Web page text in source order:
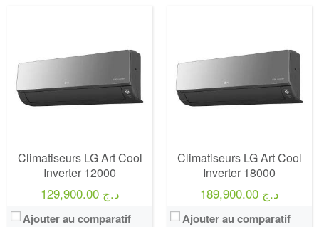
Climatiseurs LG Art Cool
Inverter 12000
129,900.00 د.ج
Ajouter au comparatif
Climatiseurs LG Art Cool
Inverter 18000
189,900.00 د.ج
Ajouter au comparatif